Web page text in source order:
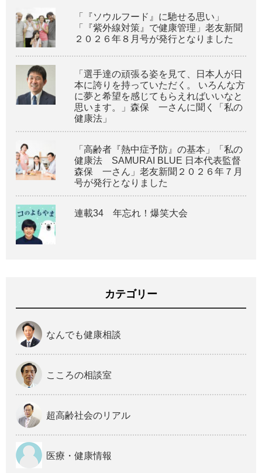
「『ソウルフード』に馳せる思い」
「『紫外線対策』で健康管理」老友新聞
２０２６年８月号が発行となりました
「選手達の頑張る姿を見て、日本人が日
本に誇りを持っていただく。 いろんな方
に夢と希望を感じてもらえればいいなと
思います。」森保 一さんに聞く「私の
健康法」
「高齢者『熱中症予防』の基本」「私の
健康法 SAMURAI BLUE 日本代表監督
森保 一さん」老友新聞２０２６年７月
号が発行となりました
連載34 年忘れ！爆笑大会
カテゴリー
なんでも健康相談
こころの相談室
超高齢社会のリアル
医療・健康情報